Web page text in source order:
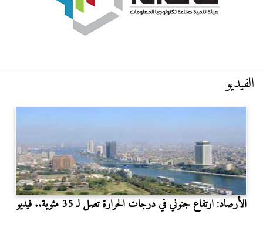
الفيديو
الأرصاد: ارتفاع جنوني في درجات الحرارة تصل لـ 35 مئوية.. فيديو